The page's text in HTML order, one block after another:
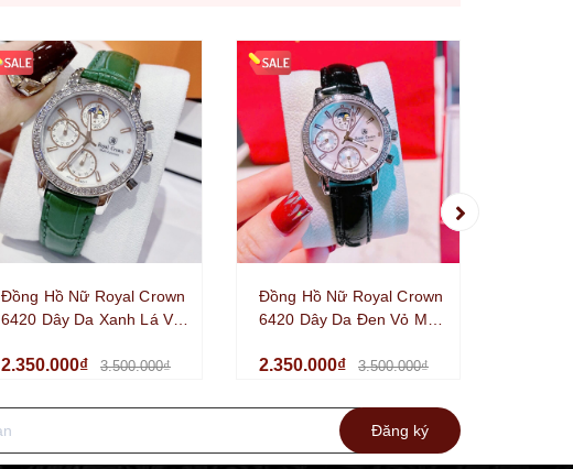
Đồng Hồ Nữ Royal Crown
6420 Dây Da Xanh Lá Vỏ
Chính Hãng
2.350.000₫ 3.500.000₫
Đồng Hồ Nữ Royal Crown
6420 Dây Da Đen Vỏ Màu
Hãng
2.350.000₫ 3.500.000₫
Đăng ký